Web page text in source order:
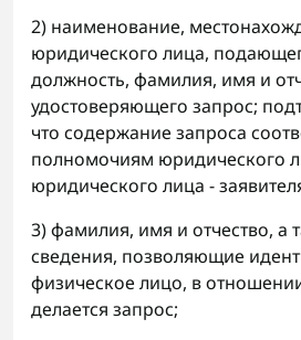
2) наименование,
юридического лица,
должность, фамилия, имя и
удостоверяющего запрос;
что содержание запроса
полномочиям юридического
юридического лица -
3) фамилия, имя и отчество, а
сведения, позволяющие
физическое лицо, в
делается запрос;